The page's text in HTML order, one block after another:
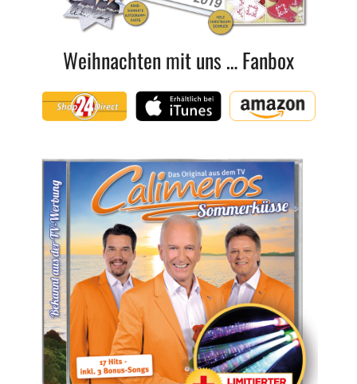
Weihnachten mit uns … Fanbox
Shop24Direct iTunes Amazon